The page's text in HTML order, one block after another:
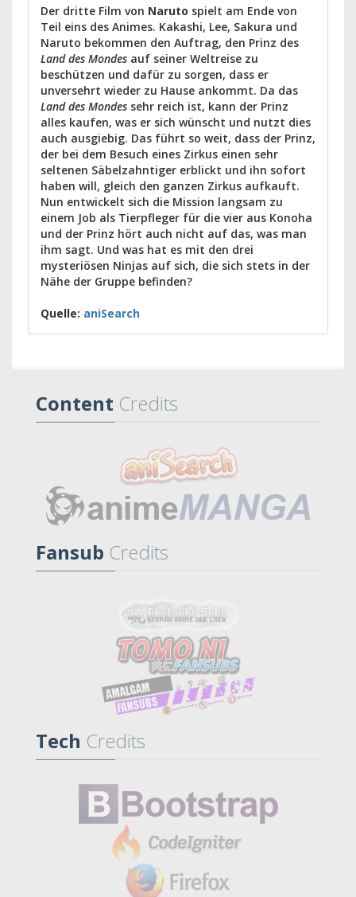
Der dritte Film von Naruto spielt am Ende von
Teil eins des Animes. Kakashi, Lee, Sakura und
Naruto bekommen den Auftrag, den Prinz des
Land des Mondes auf seiner Weltreise zu
beschützen und dafür zu sorgen, dass er
unversehrt wieder zu Hause ankommt. Da das
Land des Mondes sehr reich ist, kann der Prinz
alles kaufen, was er sich wünscht und nutzt dies
auch ausgiebig. Das führt so weit, dass der Prinz,
der bei dem Besuch eines Zirkus einen sehr
seltenen Säbelzahntiger erblickt und ihn sofort
haben will, gleich den ganzen Zirkus aufkauft.
Nun entwickelt sich die Mission langsam zu
einem Job als Tierpfleger für die vier aus Konoha
und der Prinz hört auch nicht auf das, was man
ihm sagt. Und was hat es mit den drei
mysteriösen Ninjas auf sich, die sich stets in der
Nähe der Gruppe befinden?
Quelle: aniSearch
Content Credits
Fansub Credits
Tech Credits